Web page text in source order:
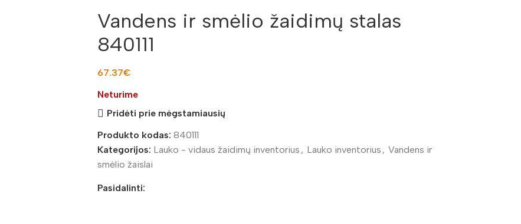
Vandens ir smėlio žaidimų stalas
840111
67.37€
Neturime
Pridėti prie mėgstamiausių
Produkto kodas: 840111
Kategorijos: Lauko - vidaus žaidimų inventorius , Lauko inventorius , Vandens ir
smėlio žaislai
Pasidalinti: